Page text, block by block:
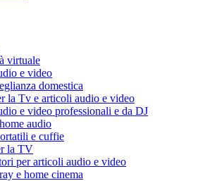
virtuale
e video
domestica
la Tv e articoli audio e video
e video professionali e da DJ
audio
e cuffie
la TV
per articoli audio e video
e home cinema